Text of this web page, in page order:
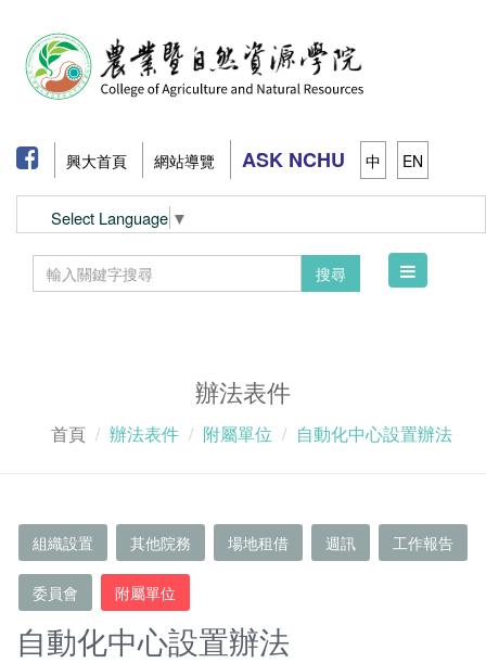
興大首頁 網站導覽 ASK NCHU 中 EN
Select Language ▼
搜尋
Toggle
辦法表件
首頁 辦法表件 附屬單位 自動化中心設置辦法
組織設置 其他院務 場地租借 週訊 工作報告
委員會 附屬單位
自動化中心設置辦法